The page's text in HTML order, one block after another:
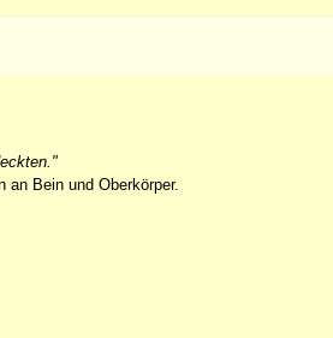
an Bein und Oberkörper.